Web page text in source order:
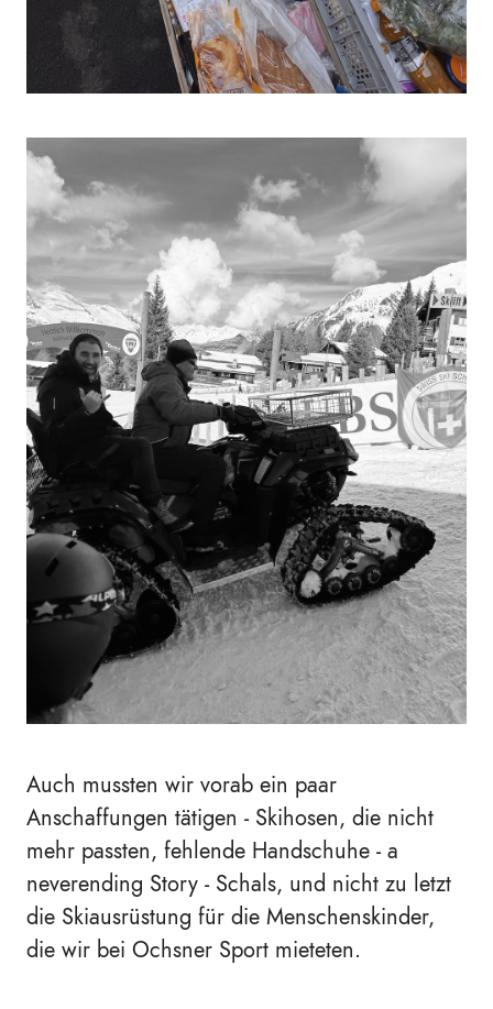
Auch mussten wir vorab ein paar
Anschaffungen tätigen - Skihosen, die nicht
mehr passten, fehlende Handschuhe - a
neverending Story - Schals, und nicht zu letzt
die Skiausrüstung für die Menschenskinder,
die wir bei Ochsner Sport mieteten.